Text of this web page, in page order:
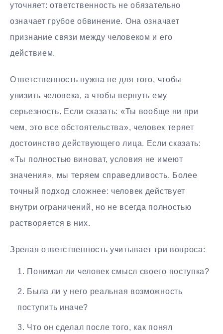
уточняет: ответственность не обязательно
означает грубое обвинение. Она означает
признание связи между человеком и его
действием.
Ответственность нужна не для того, чтобы
унизить человека, а чтобы вернуть ему
серьезность. Если сказать: «Ты вообще ни при
чем, это все обстоятельства», человек теряет
достоинство действующего лица. Если сказать:
«Ты полностью виноват, условия не имеют
значения», мы теряем справедливость. Более
точный подход сложнее: человек действует
внутри ограничений, но не всегда полностью
растворяется в них.
Зрелая ответственность учитывает три вопроса:
Понимал ли человек смысл своего поступка?
Была ли у него реальная возможность
поступить иначе?
Что он сделал после того, как понял